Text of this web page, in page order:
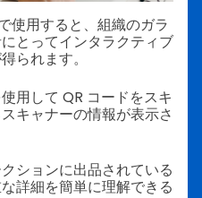
使用すると、組織のガラ
とってインタラクティブ
られます。
用して QR コードをスキ
キャナーの情報が表示さ
ションに出品されている
詳細を簡単に理解できる